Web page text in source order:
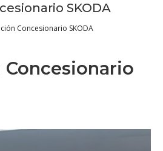
SKODA
Concesionario SKODA